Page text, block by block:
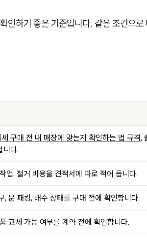
인하기 좋은 기준입니다. 같은 조건으로
구매 전 내 매장에 맞는지 확인하는 법 규격,
니다.
업, 철거 비용을 견적서에 따로 적어 둡니다.
, 문 패킹, 배수 상태를 구매 전에 확인합니다.
교체 가능 여부를 계약 전에 확인합니다.